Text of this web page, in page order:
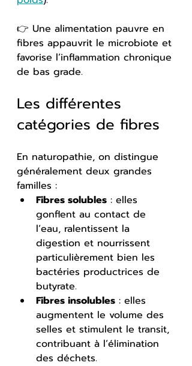
👉 Une alimentation pauvre en
fibres appauvrit le microbiote et
favorise l’inflammation chronique
de bas grade.
Les différentes
catégories de fibres
En naturopathie, on distingue
généralement deux grandes
familles :
Fibres solubles : elles
gonflent au contact de
l’eau, ralentissent la
digestion et nourrissent
particulièrement bien les
bactéries productrices de
butyrate.
Fibres insolubles : elles
augmentent le volume des
selles et stimulent le transit,
contribuant à l’élimination
des déchets.